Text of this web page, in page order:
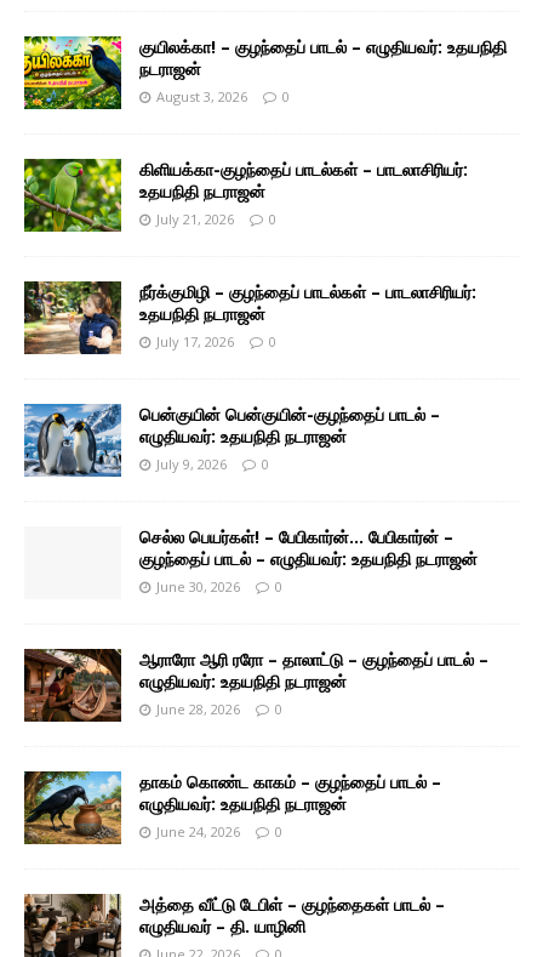
குயிலக்கா! – குழந்தைப் பாடல் – எழுதியவர்: உதயநிதி
நடராஜன்
August 3, 2026 0
கிளியக்கா-குழந்தைப் பாடல்கள் – பாடலாசிரியர்:
உதயநிதி நடராஜன்
July 21, 2026 0
நீர்க்குமிழி – குழந்தைப் பாடல்கள் – பாடலாசிரியர்:
உதயநிதி நடராஜன்
July 17, 2026 0
பென்குயின் பென்குயின்-குழந்தைப் பாடல் –
எழுதியவர்: உதயநிதி நடராஜன்
July 9, 2026 0
செல்ல பெயர்கள்! – பேபிகார்ன்… பேபிகார்ன் –
குழந்தைப் பாடல் – எழுதியவர்: உதயநிதி நடராஜன்
June 30, 2026 0
ஆராரோ ஆரி ரரோ – தாலாட்டு – குழந்தைப் பாடல் –
எழுதியவர்: உதயநிதி நடராஜன்
June 28, 2026 0
தாகம் கொண்ட காகம் – குழந்தைப் பாடல் –
எழுதியவர்: உதயநிதி நடராஜன்
June 24, 2026 0
அத்தை வீட்டு டேபிள் – குழந்தைகள் பாடல் –
எழுதியவர் – தி. யாழினி